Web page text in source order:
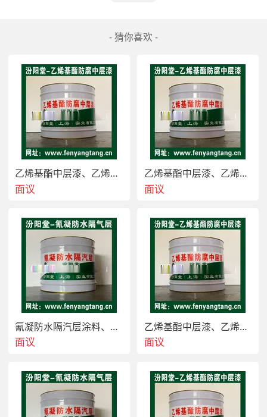
的内外壁涂装。也可用于非金属表面以及湿热带条件
使用的金属表面防腐。
壁、水处理系统等的贮池、混凝土及金属池壁及管道
防腐,水泥底建筑物，铁路等地基，港口，码头，桥
墩，煤矿，油田，地质钻探的灌浆
物，屋顶，内外墙，卫生间，厨房，天沟，阳台，仓
库，水箱，水闸，等防水，防潮，防腐蚀等工程。汾
阳堂品牌：氰凝隔气层、氰凝防水隔气层、氰凝防水
隔气层涂料。
- 猜你喜欢 -
乙烯基酯中层漆、乙烯基酯色漆适用于凉水塔防水作用
面议
乙烯基酯中层漆、乙烯基酯色漆适用于冷却塔防水防腐
面议
氰凝防水隔汽层涂料、氰凝隔汽层生产/池壁防水防腐
面议
乙烯基酯中层漆、乙烯基酯防腐色漆适用凉水塔防腐作用
面议